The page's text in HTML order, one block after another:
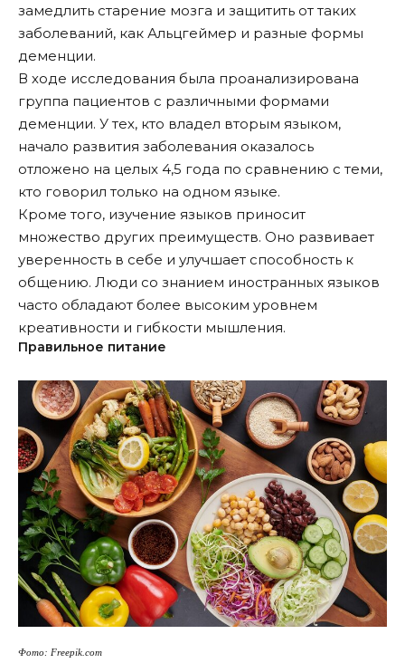
замедлить старение мозга и защитить от таких
заболеваний, как Альцгеймер и разные формы
деменции.
В ходе исследования была проанализирована
группа пациентов с различными формами
деменции. У тех, кто владел вторым языком,
начало развития заболевания оказалось
отложено на целых 4,5 года по сравнению с теми,
кто говорил только на одном языке.
Кроме того, изучение языков приносит
множество других преимуществ. Оно развивает
уверенность в себе и улучшает способность к
общению. Люди со знанием иностранных языков
часто обладают более высоким уровнем
креативности и гибкости мышления.
Правильное питание
Фото: Freepik.com